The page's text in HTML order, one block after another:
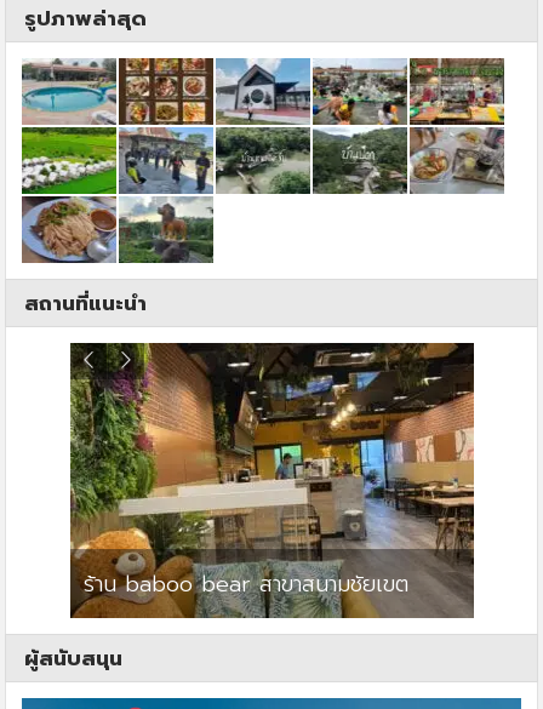
รูปภาพล่าสุด
สถานที่แนะนำ
ร้าน baboo bear สาขาสนามชัยเขต
ผู้สนับสนุน